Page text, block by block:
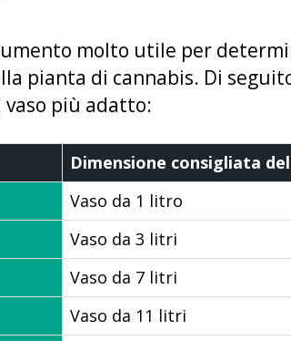
molto utile per
pianta di cannabis. Di
più adatto:
Dimensione consigliata
Vaso da 1 litro
Vaso da 3 litri
Vaso da 7 litri
Vaso da 11 litri